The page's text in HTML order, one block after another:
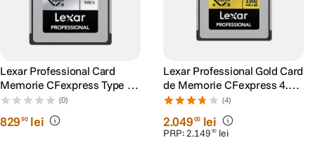
Lexar Professional Card
Memorie CFexpress Type B
Silver Series 128GB
(0)
82990 lei
Lexar Professional Gold Card
de Memorie CFexpress 4.0
Tip B 512GB R3600/W3300
(4)
2.04900 lei
PRP:2.149 90 lei